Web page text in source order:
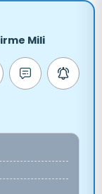
Mili